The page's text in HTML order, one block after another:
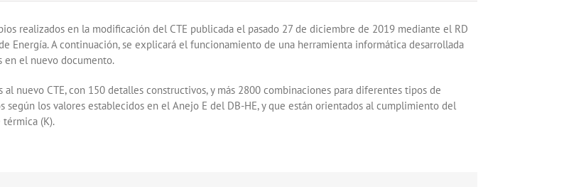
realizados en la modificación del CTE publicada el pasado 27 de diciembre de 2019 mediante el RD
Energía. A continuación, se explicará el funcionamiento de una herramienta informática desarrollada
en el nuevo documento.
nuevo CTE, con 150 detalles constructivos, y más 2800 combinaciones para diferentes tipos de
según los valores establecidos en el Anejo E del DB-HE, y que están orientados al cumplimiento del
(K).